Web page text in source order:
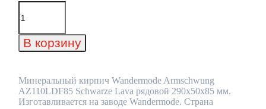
Количество
товара
кирпич
Wandermode
Schwarze
Lava
рядовой
В корзину
Минеральный кирпич Wandermode Armschwung
AZ110LDF85 Schwarze Lava рядовой 290x50x85 мм.
Изготавливается на заводе Wandermode. Страна